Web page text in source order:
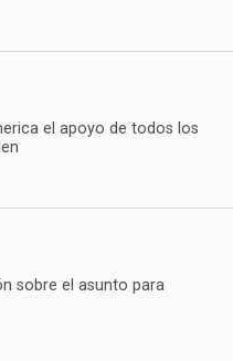
el apoyo de todos los
sobre el asunto para